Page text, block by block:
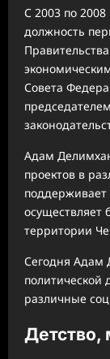
С 2003 по
должность
Совета
Адам
проектов в
осуществляет
территории
Сегодня Адам
политической
различные
Детство,